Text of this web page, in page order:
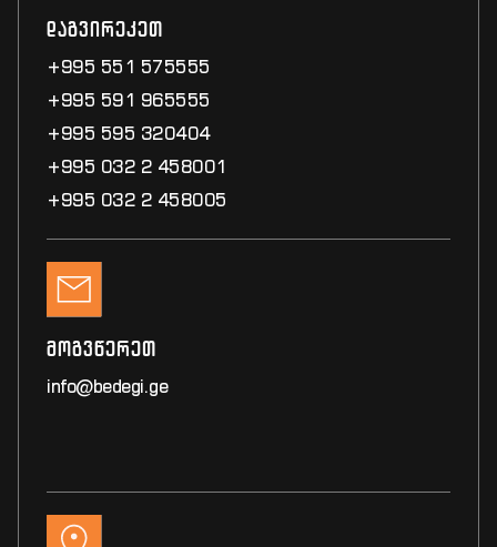
დაგვირეკეთ
+995 551 575555
+995 591 965555
+995 595 320404
+995 032 2 458001
+995 032 2 458005
მოგვწერეთ
info@bedegi.ge